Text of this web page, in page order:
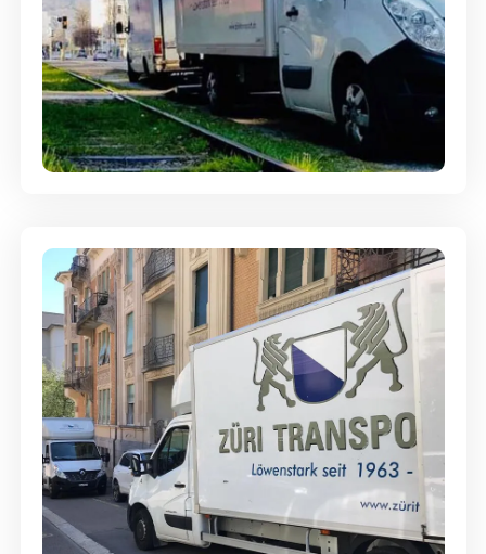
Ein- und Auspackservice